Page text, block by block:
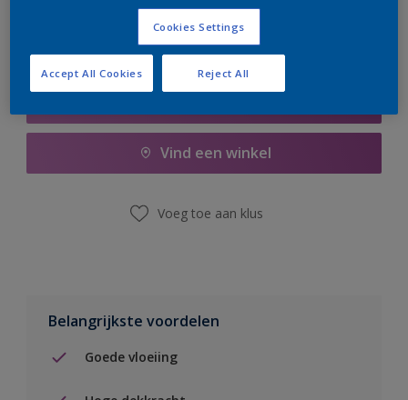
Vind een winkel
Voeg toe aan klus
Belangrijkste voordelen
Goede vloeiing
Cookies Settings
Reject All
Accept All Cookies